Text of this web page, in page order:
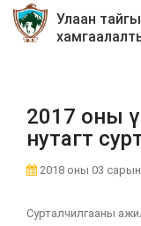
Улаан
2017 оны
нутагт
2018 оны 03 сарын
Сурталчилгааны